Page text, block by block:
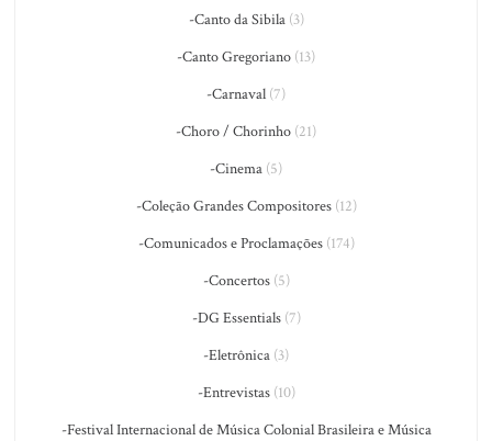
-Canto da Sibila(3)
-Canto Gregoriano (13)
-Carnaval (7)
-Choro / Chorinho (21)
-Cinema (5)
-Coleção Grandes Compositores(12)
-Comunicados e Proclamações(174)
-Concertos(5)
-DG Essentials(7)
-Eletrônica (3)
-Entrevistas(10)
-Festival Internacional de Música Colonial Brasileira e Música